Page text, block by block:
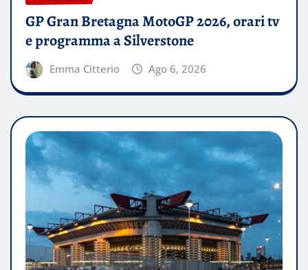
GP Gran Bretagna MotoGP 2026, orari tv
e programma a Silverstone
Emma Citterio Ago 6, 2026